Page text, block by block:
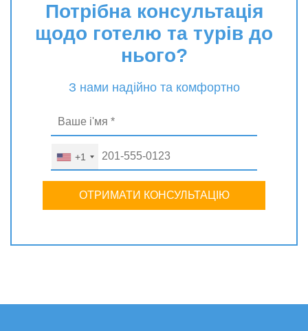
Потрібна консультація
щодо готелю та турів до
нього?
З нами надійно та комфортно
+1
ОТРИМАТИ КОНСУЛЬТАЦІЮ